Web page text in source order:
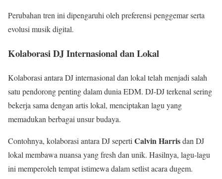
Perubahan tren ini dipengaruhi oleh preferensi penggemar serta
evolusi musik digital.
Kolaborasi DJ Internasional dan Lokal
Kolaborasi antara DJ internasional dan lokal telah menjadi salah
satu pendorong penting dalam dunia EDM. DJ-DJ terkenal sering
bekerja sama dengan artis lokal, menciptakan lagu yang
memadukan berbagai unsur budaya.
Contohnya, kolaborasi antara DJ seperti Calvin Harrisdan DJ
lokal membawa nuansa yang fresh dan unik. Hasilnya, lagu-lagu
ini memperoleh tempat istimewa dalam setlist acara dugem.